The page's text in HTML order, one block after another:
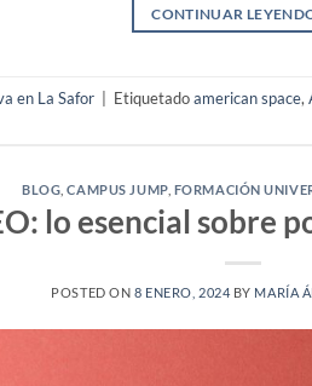
CONTINUAR
en La Safor Etiquetadoamerican space,
BLOG ,CAMPUS JUMP, FORMACIÓN
lo esencial sobre
POSTED ON 8 ENERO, 2024 BY MARÍA